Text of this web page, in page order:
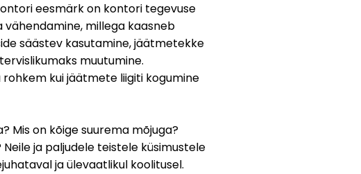
eesmärk on kontori tegevuse
vähendamine, millega kaasneb
säästev kasutamine, jäätmetekke
muutumine.
kui jäätmete liigiti kogumine
Mis on kõige suurema mõjuga?
ja paljudele teistele küsimustele
ja ülevaatlikul koolitusel.